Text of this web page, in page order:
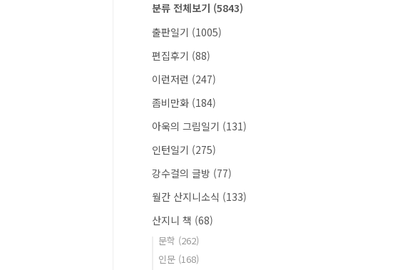
분류 전체보기 (5843)
출판일기 (1005)
편집후기 (88)
이런저런 (247)
좀비만화 (184)
아욱의 그림일기 (131)
인턴일기 (275)
강수걸의 글방 (77)
월간 산지니소식 (133)
산지니 책 (68)
문학 (262)
인문 (168)